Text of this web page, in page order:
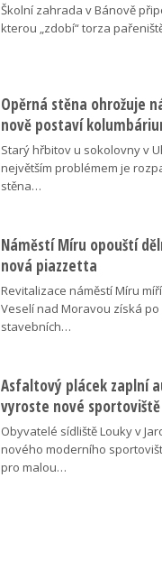
Školní zahrada v Bánově
kterou „zdobí“ torza
Opěrná stěna ohrožuje
nově postaví
Starý hřbitov u sokolovny v
největším problémem je
stěna…
Náměstí Míru opouští
nová piazzetta
Revitalizace náměstí Míru
Veselí nad Moravou získá
stavebních…
Asfaltový plácek zaplní
vyroste nové sportoviště
Obyvatelé sídliště Louky v
nového moderního
pro malou…